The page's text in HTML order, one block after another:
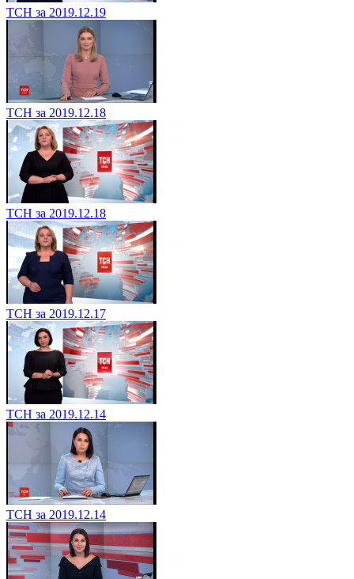
ТСН за 2019.12.19
ТСН за 2019.12.18
ТСН за 2019.12.18
ТСН за 2019.12.17
ТСН за 2019.12.14
ТСН за 2019.12.14